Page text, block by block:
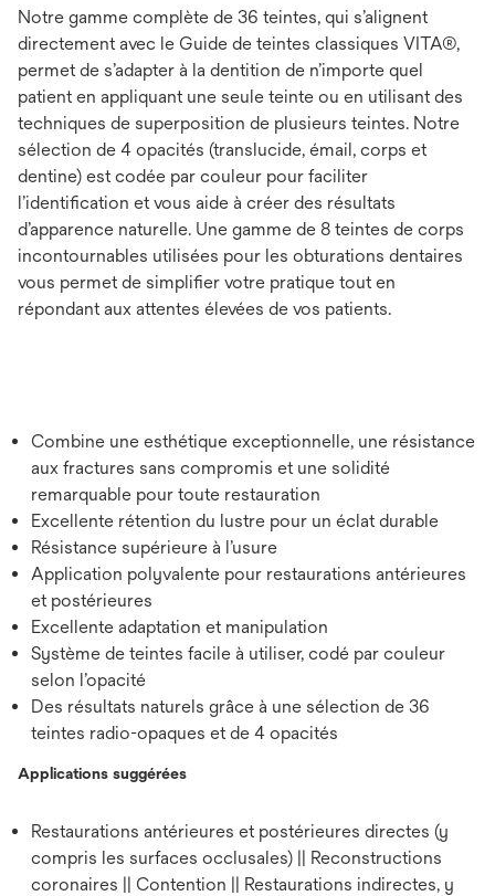
Notre gamme complète de 36 teintes, qui s’alignent
directement avec le Guide de teintes classiques VITA®,
permet de s’adapter à la dentition de n’importe quel
patient en appliquant une seule teinte ou en utilisant des
techniques de superposition de plusieurs teintes. Notre
sélection de 4 opacités (translucide, émail, corps et
dentine) est codée par couleur pour faciliter
l’identiﬁcation et vous aide à créer des résultats
d’apparence naturelle. Une gamme de 8 teintes de corps
incontournables utilisées pour les obturations dentaires
vous permet de simplifier votre pratique tout en
répondant aux attentes élevées de vos patients.
Combine une esthétique exceptionnelle, une résistance
aux fractures sans compromis et une solidité
remarquable pour toute restauration
Excellente rétention du lustre pour un éclat durable
Résistance supérieure à l’usure
Application polyvalente pour restaurations antérieures
et postérieures
Excellente adaptation et manipulation
Système de teintes facile à utiliser, codé par couleur
selon l’opacité
Des résultats naturels grâce à une sélection de 36
teintes radio-opaques et de 4 opacités
Applications suggérées
Restaurations antérieures et postérieures directes (y
compris les surfaces occlusales) || Reconstructions
coronaires || Contention || Restaurations indirectes, y